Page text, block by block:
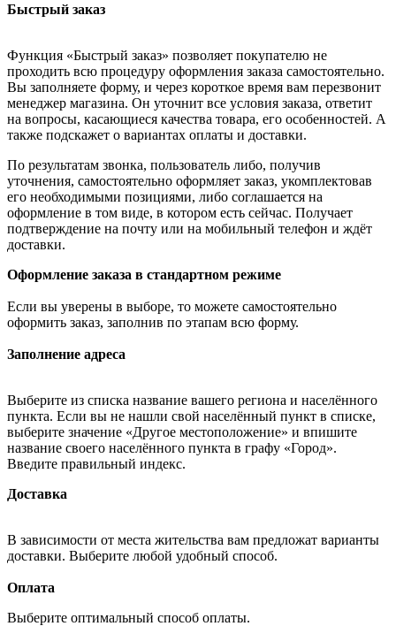
Быстрый заказ
Функция «Быстрый заказ» позволяет покупателю не
проходить всю процедуру оформления заказа самостоятельно.
Вы заполняете форму, и через короткое время вам перезвонит
менеджер магазина. Он уточнит все условия заказа, ответит
на вопросы, касающиеся качества товара, его особенностей. А
также подскажет о вариантах оплаты и доставки.
По результатам звонка, пользователь либо, получив
уточнения, самостоятельно оформляет заказ, укомплектовав
его необходимыми позициями, либо соглашается на
оформление в том виде, в котором есть сейчас. Получает
подтверждение на почту или на мобильный телефон и ждёт
доставки.
Оформление заказа в стандартном режиме
Если вы уверены в выборе, то можете самостоятельно
оформить заказ, заполнив по этапам всю форму.
Заполнение адреса
Выберите из списка название вашего региона и населённого
пункта. Если вы не нашли свой населённый пункт в списке,
выберите значение «Другое местоположение» и впишите
название своего населённого пункта в графу «Город».
Введите правильный индекс.
Доставка
В зависимости от места жительства вам предложат варианты
доставки. Выберите любой удобный способ.
Оплата
Выберите оптимальный способ оплаты.